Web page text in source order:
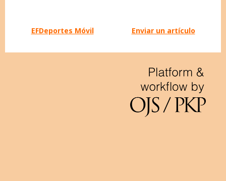
EFDeportes Móvil Enviar un artículo